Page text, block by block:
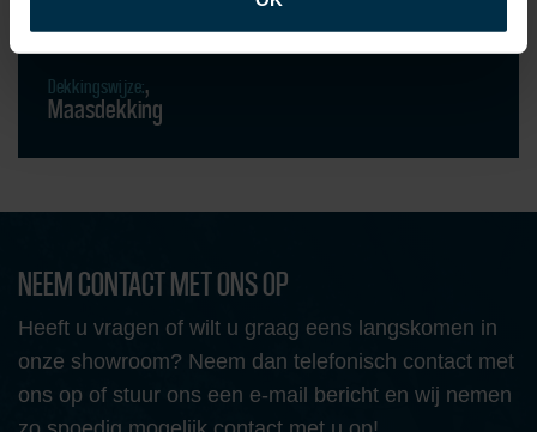
Dekkingswijze:
Maasdekking
NEEM CONTACT MET ONS OP
Heeft u vragen of wilt u graag eens langskomen in
onze showroom? Neem dan telefonisch contact met
ons op of stuur ons een e-mail bericht en wij nemen